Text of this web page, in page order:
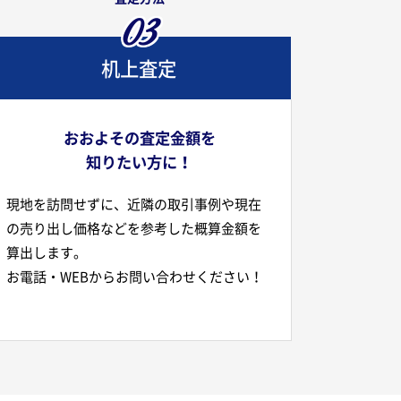
03
机上査定
おおよその査定金額を
知りたい方に！
現地を訪問せずに、近隣の取引事例や現在
の売り出し価格などを参考した概算金額を
算出します。
お電話・WEBからお問い合わせください！